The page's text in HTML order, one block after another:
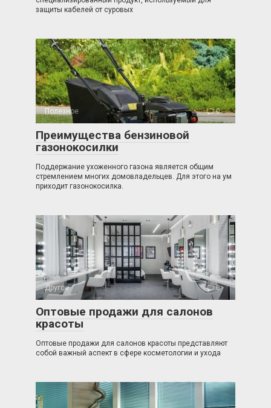
защиты кабелей от суровых
Полезное 0
Преимущества бензиновой
газонокосилки
Поддержание ухоженного газона является общим
стремлением многих домовладельцев. Для этого на ум
приходит газонокосилка.
Другое 0
Оптовые продажи для салонов
красоты
Оптовые продажи для салонов красоты представляют
собой важный аспект в сфере косметологии и ухода